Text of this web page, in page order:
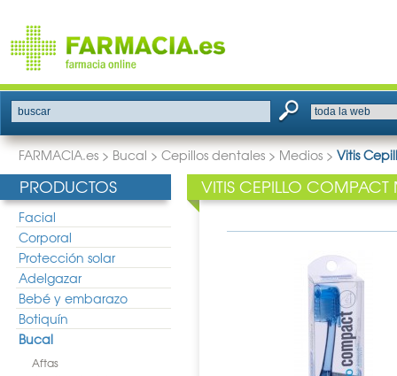
buscar
FARMACIA.es > Bucal > Cepillos dentales > Medios > Vitis
PRODUCTOS
Facial
Corporal
Protección solar
Adelgazar
Bebé y embarazo
Botiquín
Bucal
Aftas
VITIS CEPILLO